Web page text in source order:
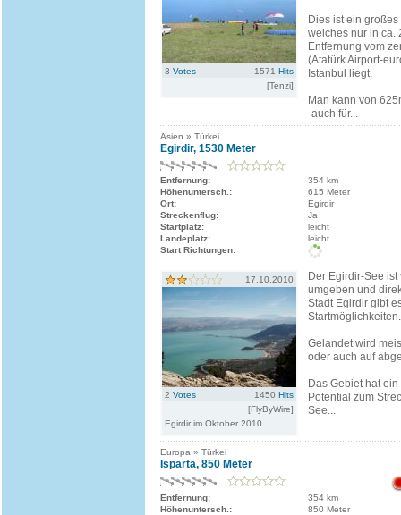
3 Votes 1571 Hits
[Tenzi]
Dies ist ein
welches nur in ca.
Entfernung vom
(Atatürk Airport-
Istanbul liegt.
Man kann von
-auch für...
Asien » Türkei
Egirdir, 1530 Meter
Entfernung:
354 km
Höhenuntersch.:
615 Meter
Ort:
Egirdir
Streckenflug:
Ja
Startplatz:
leicht
Landeplatz:
leicht
Start Richtungen:
17.10.2010
2 Votes 1450 Hits
[FlyByWire]
Egirdir im Oktober 2010
Der Egirdir-See
umgeben und
Stadt Egirdir gibt
Startmöglichkeiten.
Gelandet wird
oder auch auf
Das Gebiet hat
Potential zum
See...
Europa » Türkei
Isparta, 850 Meter
Entfernung:
354 km
Höhenuntersch.:
850 Meter